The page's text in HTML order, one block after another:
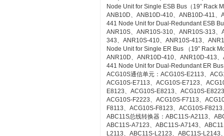
Node Unit for Single ESB Bus（19” Rack
ANB10D、ANB10D-410、ANB10D-411
441 Node Unit for Dual-Redundant ESB
ANR10S、ANR10S-310、ANR10S-313
343、ANR10S-410、ANR10S-413、
Node Unit for Single ER Bus （19” Rack
ANR10D、ANR10D-410、ANR10D-413
441 Node Unit for Dual-Redundant ER
ACG10S通信单元：ACG10S-E2113、
ACG10S-E7113、ACG10S-E7123、
E8123、ACG10S-E8213、ACG10S-
ACG10S-F2223、ACG10S-F7113、
F8113、ACG10S-F8123、ACG10S-
ABC11S总线转换器：ABC11S-A2113、
ABC11S-A7123、ABC11S-A7143、
L2113、ABC11S-L2123、ABC11S-